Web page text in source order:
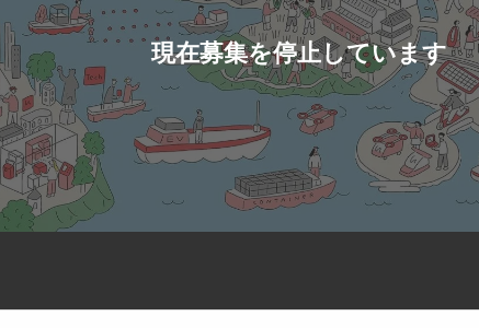
現在募集を停止しています